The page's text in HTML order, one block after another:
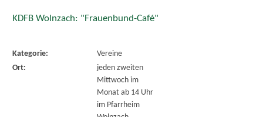
KDFB Wolnzach: "Frauenbund-Café"
Kategorie:
Vereine
Ort:
jeden zweiten
Mittwoch im
Monat ab 14 Uhr
im Pfarrheim